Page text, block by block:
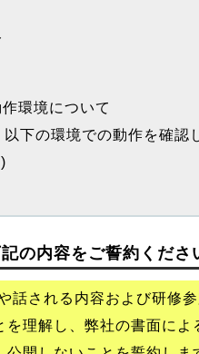
環境について
下の環境での動作を確認
の内容をご誓約くださ
話される内容および研修
理解し、弊社の書面に